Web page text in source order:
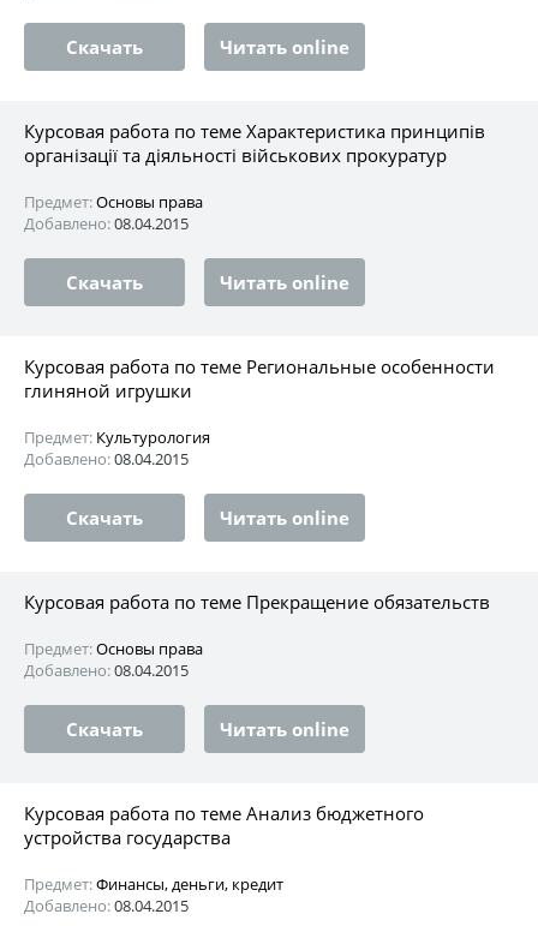
Скачать Читать online
Курсовая работа по теме Характеристика принципів
організації та діяльності військових прокуратур
Предмет:Основы права
Добавлено:08.04.2015
Скачать Читать online
Курсовая работа по теме Региональные особенности
глиняной игрушки
Предмет: Культурология
Добавлено:08.04.2015
Скачать Читать online
Курсовая работа по теме Прекращение обязательств
Предмет:Основы права
Добавлено:08.04.2015
Скачать Читать online
Курсовая работа по теме Анализ бюджетного
устройства государства
Предмет:Финансы, деньги, кредит
Добавлено:08.04.2015